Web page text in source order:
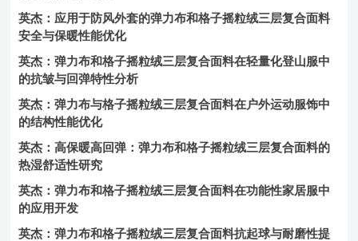
英杰：应用于防风外套的弹力布和格子摇粒绒三层复合面料
安全与保暖性能优化
英杰：弹力布和格子摇粒绒三层复合面料在轻量化登山服中
的抗皱与回弹特性分析
英杰：弹力布与格子摇粒绒三层复合面料在户外运动服饰中
的结构性能优化
英杰：高保暖高回弹：弹力布和格子摇粒绒三层复合面料的
热湿舒适性研究
英杰：弹力布和格子摇粒绒三层复合面料在功能性家居服中
的应用开发
英杰：弹力布和格子摇粒绒三层复合面料抗起球与耐磨性提